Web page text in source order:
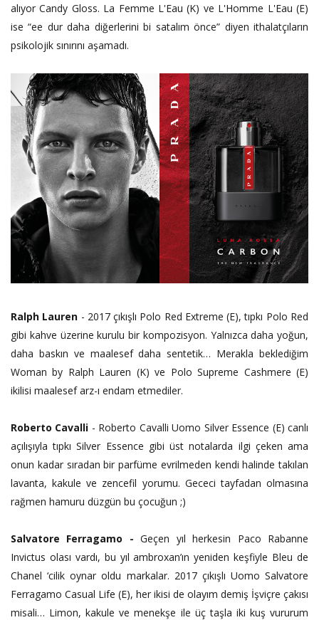
alıyor Candy Gloss. La Femme L'Eau (K) ve L'Homme L'Eau (E)
ise “ee dur daha diğerlerini bi satalım önce” diyen ithalatçıların
psikolojik sınırını aşamadı.
Ralph Lauren - 2017 çıkışlı Polo Red Extreme (E), tıpkı Polo Red
gibi kahve üzerine kurulu bir kompozisyon. Yalnızca daha yoğun,
daha baskın ve maalesef daha sentetik… Merakla beklediğim
Woman by Ralph Lauren (K) ve Polo Supreme Cashmere (E)
ikilisi maalesef arz-ı endam etmediler.
Roberto Cavalli - Roberto Cavalli Uomo Silver Essence (E) canlı
açılışıyla tıpkı Silver Essence gibi üst notalarda ilgi çeken ama
onun kadar sıradan bir parfüme evrilmeden kendi halinde takılan
lavanta, kakule ve zencefil yorumu. Gececi tayfadan olmasına
rağmen hamuru düzgün bu çocuğun ;)
Salvatore Ferragamo -Geçen yıl herkesin Paco Rabanne
Invictus olası vardı, bu yıl ambroxan’ın yeniden keşfiyle Bleu de
Chanel ‘cilik oynar oldu markalar. 2017 çıkışlı Uomo Salvatore
Ferragamo Casual Life (E), her ikisi de olayım demiş İşviçre çakısı
misali… Limon, kakule ve menekşe ile üç taşla iki kuş vururum